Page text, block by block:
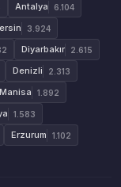
Antalya 6.104
3.924
Diyarbakır 2.615
Denizli 2.313
Manisa 1.892
1.583
Erzurum 1.102